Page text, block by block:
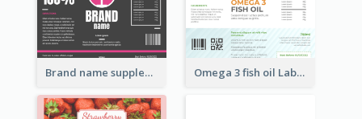
Brand name supplement Label Omega 3 fish oil Label